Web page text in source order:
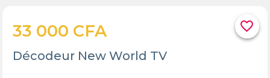
favorite_border
33 000 CFA
Décodeur New World TV